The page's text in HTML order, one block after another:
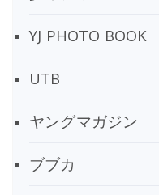
YJ PHOTO BOOK
UTB
ヤングマガジン
ブブカ